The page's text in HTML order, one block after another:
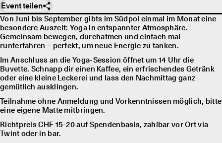
Event teilen
Von Juni bis September gibts im Südpol einmal im Monat eine
besondere Auszeit: Yoga in entspannter Atmosphäre.
Gemeinsam bewegen, durchatmen und einfach mal
runterfahren – perfekt, um neue Energie zu tanken.
Im Anschluss an die Yoga-Session öffnet um 14 Uhr die
Buvette. Schnapp dir einen Kaffee, ein erfrischendes Getränk
oder eine kleine Leckerei und lass den Nachmittag ganz
gemütlich ausklingen.
Teilnahme ohne Anmeldung und Vorkenntnissen möglich, bitte
eine eigene Matte mitbringen.
Richtpreis CHF 15-20 auf Spendenbasis, zahlbar vor Ort via
Twint oder in bar.